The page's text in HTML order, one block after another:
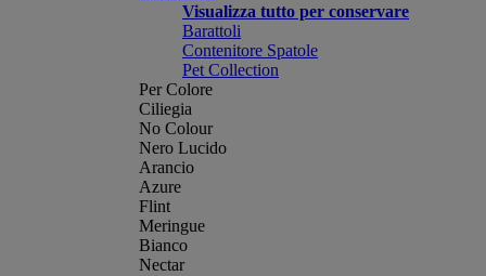
Visualizza tutto per conservare
Barattoli
Contenitore Spatole
Pet Collection
Per Colore
Ciliegia
No Colour
Nero Lucido
Arancio
Azure
Flint
Meringue
Bianco
Nectar